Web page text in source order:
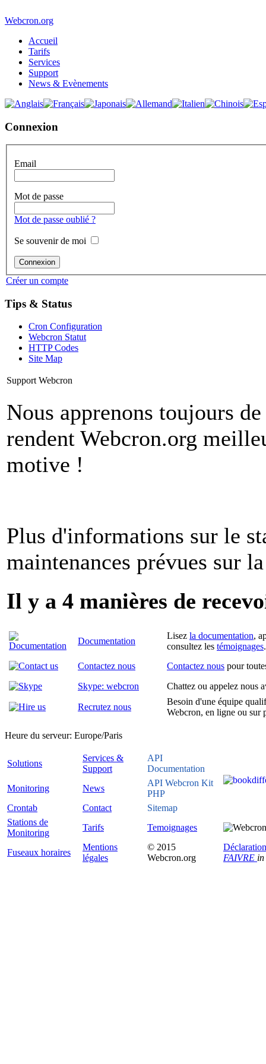
Webcron.org
Accueil
Tarifs
Services
Support
News & Evènements
Connexion
Email
Mot de passe
Mot de passe oublié ?
Se souvenir de moi
Créer un compte
Tips & Status
Cron Configuration
Webcron Statut
HTTP Codes
Site Map
Support Webcron
Nous apprenons toujours
rendent Webcron.org
motive !
Plus d'informations sur le
maintenances prévues sur
Il y a 4 manières de
Documentation
Lisez la documentation,
consultez les témoignages.
Contactez nous
Contactez nous pour
Skype: webcron
Chattez ou appelez nous
Recrutez nous
Besoin d'une équipe
Webcron, en ligne ou sur
Heure du serveur: Europe/Paris
Solutions
Services &
Support
API
Documentation
Monitoring
News
API Webcron Kit
PHP
Crontab
Contact
Sitemap
Stations de
Monitoring
Tarifs Temoignages
Fuseaux horaires
Mentions
légales
© 2015
Webcron.org
FAIVRE in